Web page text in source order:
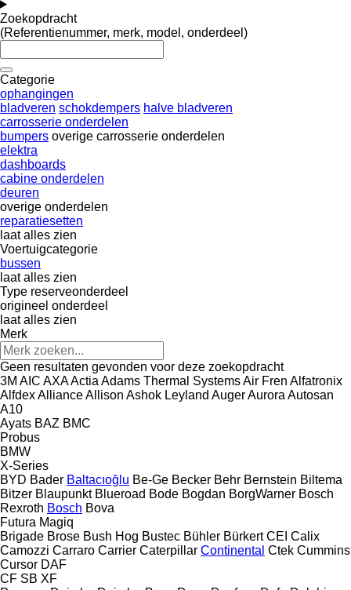
Zoekopdracht
(Referentienummer, merk, model, onderdeel)
Categorie
ophangingen
bladveren schokdempers halve bladveren
carrosserie onderdelen
bumpers overige carrosserie onderdelen
elektra
dashboards
cabine onderdelen
deuren
overige onderdelen
reparatiesetten
laat alles zien
Voertuigcategorie
bussen
laat alles zien
Type reserveonderdeel
origineel onderdeel
laat alles zien
Merk
Geen resultaten gevonden voor deze zoekopdracht
3M AIC AXAActia Adams Thermal SystemsAir Fren Alfatronix
AlfdexAllianceAllison Ashok Leyland AugerAurora Autosan
A10
Ayats BAZ BMC
Probus
BMW
X-Series
BYD Bader Baltacıoğlu Be-Ge Becker Behr Bernstein Biltema
Bitzer Blaupunkt Blueroad Bode Bogdan BorgWarner Bosch
Rexroth Bosch Bova
Futura Magiq
Brigade Brose Bush Hog Bustec Bühler Bürkert CEI Calix
Camozzi Carraro Carrier Caterpillar Continental Ctek Cummins
Cursor DAF
CF SB XF